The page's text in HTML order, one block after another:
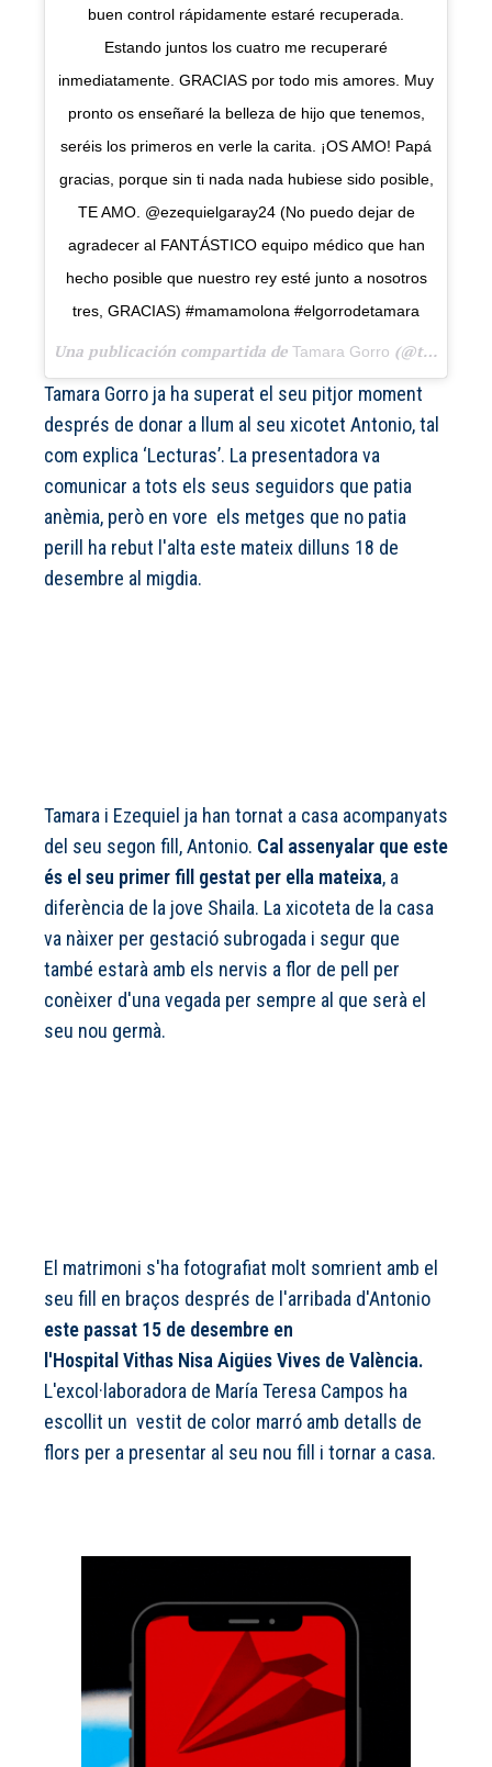
buen control rápidamente estaré recuperada.
Estando juntos los cuatro me recuperaré
inmediatamente. GRACIAS por todo mis amores. Muy
pronto os enseñaré la belleza de hijo que tenemos,
seréis los primeros en verle la carita. ¡OS AMO! Papá
gracias, porque sin ti nada nada hubiese sido posible,
TE AMO. @ezequielgaray24 (No puedo dejar de
agradecer al FANTÁSTICO equipo médico que han
hecho posible que nuestro rey esté junto a nosotros
tres, GRACIAS) #mamamolona #elgorrodetamara
Una publicación compartida de Tamara Gorro (@tamara_gorro) el
Tamara Gorro ja ha superat el seu pitjor moment
després de donar a llum al seu xicotet Antonio,tal
com explica ‘Lecturas’. La presentadora va
comunicar a tots els seus seguidors que patia
anèmia, però en vore els metges que no patia
perill ha rebut l'alta este mateix dilluns 18 de
desembre al migdia.
Tamara i Ezequiel ja han tornat a casa acompanyats
del seu segon fill, Antonio. Cal assenyalar que este
és el seu primer fill gestat per ella mateixa, a
diferència de la jove Shaila. La xicoteta de la casa
va nàixer per gestació subrogada i segur que
també estarà amb els nervis a flor de pell per
conèixer d'una vegada per sempre al que serà el
seu nou germà.
El matrimoni s'ha fotografiat molt somrient amb el
seu fill en braços després de l'arribada d'Antonio
este passat 15 de desembre en
l'Hospital Vithas Nisa Aigües Vives de València.
L'excol·laboradora de María Teresa Campos ha
escollit un vestit de color marró amb detalls de
flors per a presentar al seu nou fill i tornar a casa.